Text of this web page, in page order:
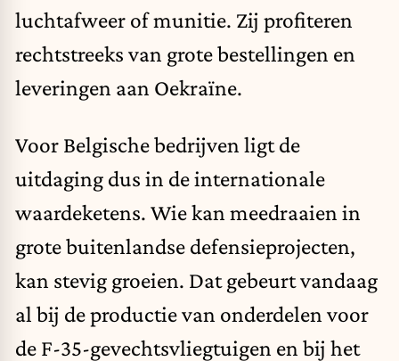
luchtafweer of munitie. Zij profiteren
rechtstreeks van grote bestellingen en
leveringen aan Oekraïne.
Voor Belgische bedrijven ligt de
uitdaging dus in de internationale
waardeketens. Wie kan meedraaien in
grote buitenlandse defensieprojecten,
kan stevig groeien. Dat gebeurt vandaag
al bij de productie van onderdelen voor
de F-35-gevechtsvliegtuigen en bij het